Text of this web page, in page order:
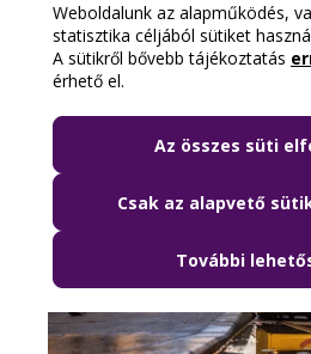
Pótlóbusz jár az 51A
augusztusi hétvégén
Weboldalunk az alapműködés,
statisztika céljából sütiket
A sütikről bővebb tájékoztatás
érhető el.
Az összes süti
Csak az alapvető
További